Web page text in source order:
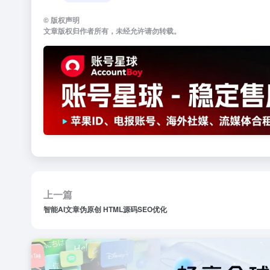
©版权声明
文章版权归作者所有，未经允许请勿转载。
上一篇
智能AI文章伪原创 HTML源码SEO优化